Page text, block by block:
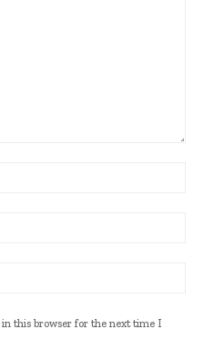
in this browser for the next time I